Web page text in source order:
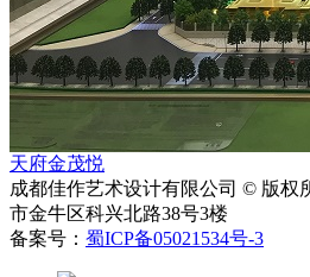
天府金茂悦
成都佳作艺术设计有限公司 © 版权
市金牛区科兴北路38号3楼
备案号： 蜀ICP备05021534号-3